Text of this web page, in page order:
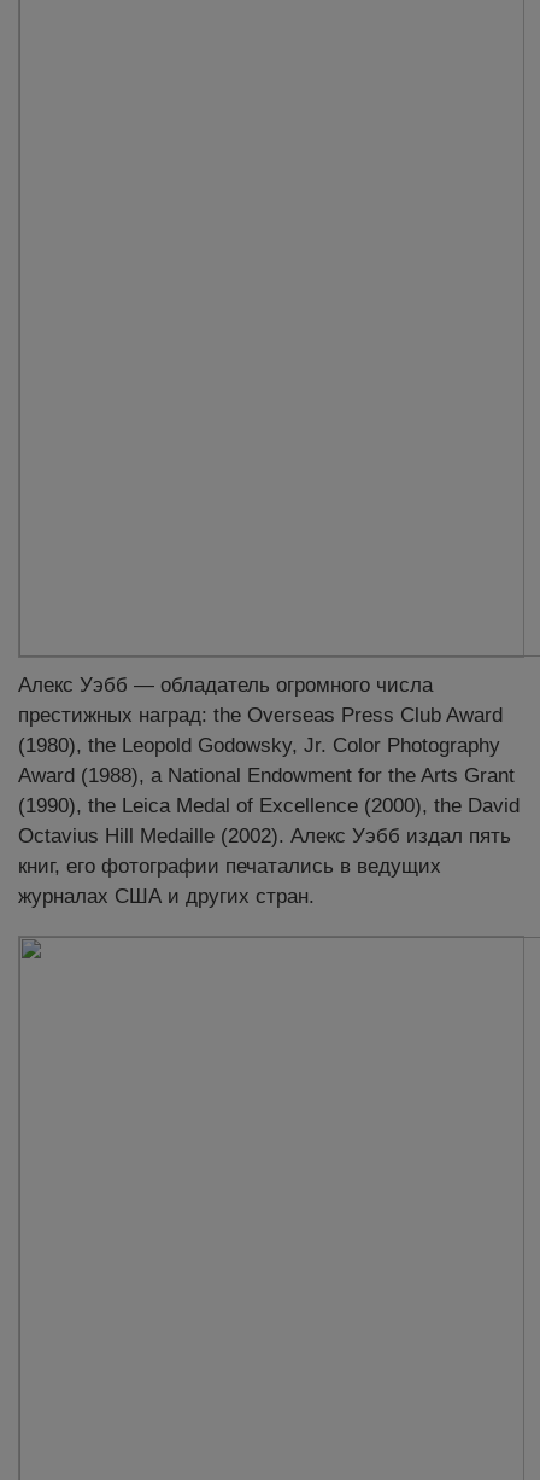
Алекс Уэбб — обладатель огромного числа
престижных наград: the Overseas Press Club Award
(1980), the Leopold Godowsky, Jr. Color Photography
Award (1988), a National Endowment for the Arts Grant
(1990), the Leica Medal of Excellence (2000), the David
Octavius Hill Medaille (2002). Алекс Уэбб издал пять
книг, его фотографии печатались в ведущих
журналах США и других стран.